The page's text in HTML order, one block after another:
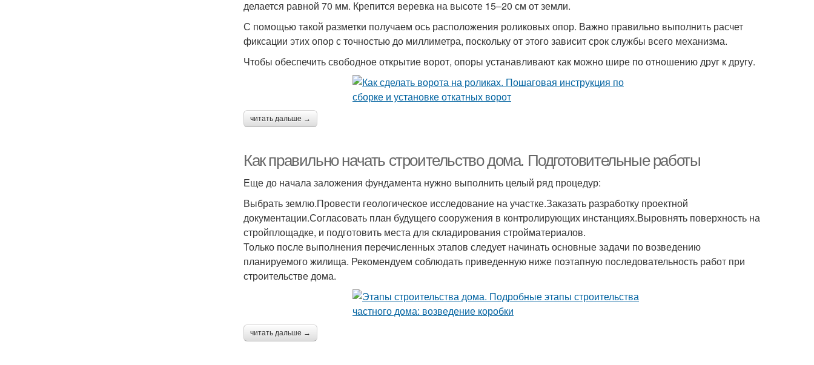
делается равной 70 мм. Крепится веревка на высоте 15‒20 см от земли.
С помощью такой разметки получаем ось расположения роликовых опор. Важно правильно выполнить расчет
фиксации этих опор с точностью до миллиметра, поскольку от этого зависит срок службы всего механизма.
Чтобы обеспечить свободное открытие ворот, опоры устанавливают как можно шире по отношению друг к другу.
читать дальше →
Как правильно начать строительство дома. Подготовительные работы
Еще до начала заложения фундамента нужно выполнить целый ряд процедур:
Выбрать землю.Провести геологическое исследование на участке.Заказать разработку проектной
документации.Согласовать план будущего сооружения в контролирующих инстанциях.Выровнять поверхность на
стройплощадке, и подготовить места для складирования стройматериалов.
Только после выполнения перечисленных этапов следует начинать основные задачи по возведению
планируемого жилища. Рекомендуем соблюдать приведенную ниже поэтапную последовательность работ при
строительстве дома.
читать дальше →